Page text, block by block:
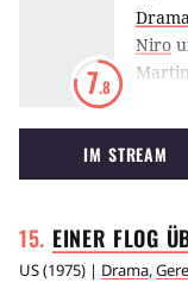
7.8
Niro
und
zu
IM STREAM
EINER FLOG
US(1975) | Drama,